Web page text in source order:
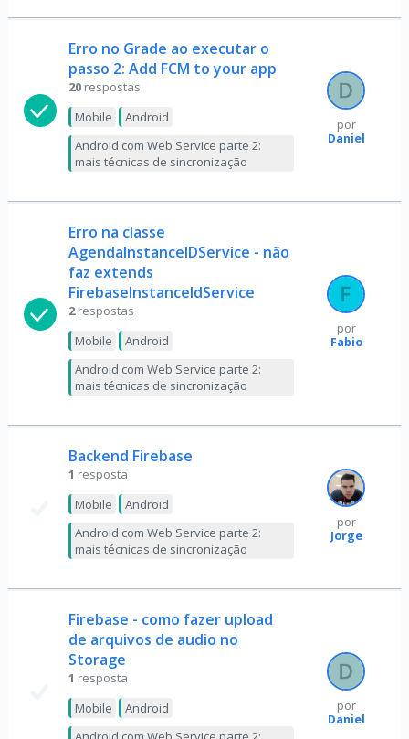
Erro no Grade ao executar o
passo 2: Add FCM to your app
20 respostas
Mobile
Android
Android com Web Service parte 2:
mais técnicas de sincronização
por
Daniel
Erro na classe
AgendaInstanceIDService - não
faz extends
FirebaseInstanceIdService
2 respostas
Mobile
Android
Android com Web Service parte 2:
mais técnicas de sincronização
por
Fabio
Backend Firebase
1 resposta
Mobile
Android
Android com Web Service parte 2:
mais técnicas de sincronização
por
Jorge
Firebase - como fazer upload
de arquivos de audio no
Storage
1 resposta
Mobile
Android
por
Daniel